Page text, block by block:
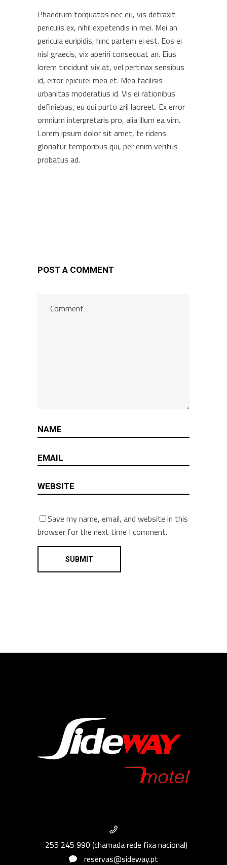
Phaedrum torquatos nec eu, vis detraxit
periculis ex, nihil expetendis in mei. Mei an
pericula euripidis, hinc partem ei est. Eos ei
nisl graecis, vix aperiri consequat an. Eius
lorem tincidunt vix at, vel pertinax sensibus
id, error epicurei mea et. Mea facilisis
urbanitas moderatius id. Vis ei rationibus
definiebas, eu qui purto zril laoreet. Ex error
omnium interpretaris pro, alia illum ea vim.
Lorem ipsum dolor sit amet, te ridens
gloriatur temporibus qui, per enim veritus
probatus ad.
POST A COMMENT
Save my name, email, and website in this
browser for the next time I comment.
255 245 990 (chamada rede fixa nacional)
reservas@sideway.pt